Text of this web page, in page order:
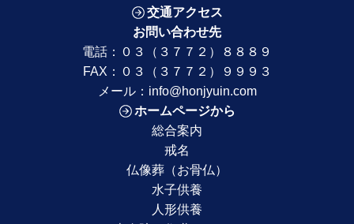
交通アクセス
お問い合わせ先
電話： ０３（３７７２）８８８９
FAX：０３（３７７２）９９９３
メール： info@honjyuin.com
ホームページから
総合案内
戒名
仏像葬（お骨仏）
水子供養
人形供養